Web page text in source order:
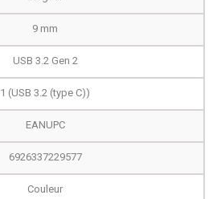
9 mm
USB 3.2 Gen 2
1 (USB 3.2 (type C))
EANUPC
6926337229577
Couleur